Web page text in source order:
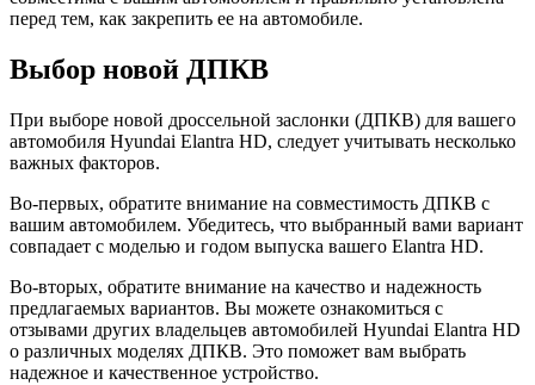
перед тем, как закрепить ее на автомобиле.
Выбор новой ДПКВ
При выборе новой дроссельной заслонки (ДПКВ) для вашего
автомобиля Hyundai Elantra HD, следует учитывать несколько
важных факторов.
Во-первых, обратите внимание на совместимость ДПКВ с
вашим автомобилем. Убедитесь, что выбранный вами вариант
совпадает с моделью и годом выпуска вашего Elantra HD.
Во-вторых, обратите внимание на качество и надежность
предлагаемых вариантов. Вы можете ознакомиться с
отзывами других владельцев автомобилей Hyundai Elantra HD
о различных моделях ДПКВ. Это поможет вам выбрать
надежное и качественное устройство.